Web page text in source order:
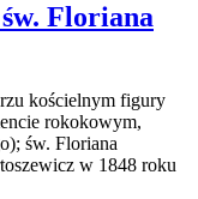
Floriana
kościelnym figury
rokokowym,
św. Floriana
w 1848 roku